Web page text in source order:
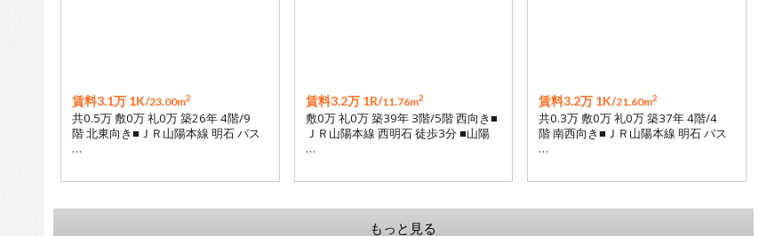
賃料3.1万 1K/23.00m2
共0.5万 敷0万 礼0万 築26年 4階/9
階 北東向き■ＪＲ山陽本線 明石 バス
…
賃料3.2万 1R/11.76m2
敷0万 礼0万 築39年 3階/5階 西向き■
ＪＲ山陽本線 西明石 徒歩3分 ■山陽
…
賃料3.2万 1K/21.60m2
共0.3万 敷0万 礼0万 築37年 4階/4
階 南西向き■ＪＲ山陽本線 明石 バス
…
もっと見る